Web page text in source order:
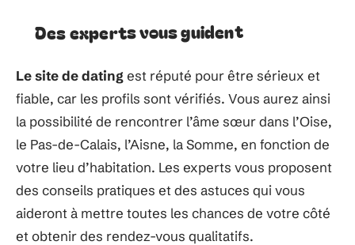
Des experts vous guident
Le site de dating est réputé pour être sérieux et
fiable, car les profils sont vérifiés. Vous aurez ainsi
la possibilité de rencontrer l’âme sœur dans l’Oise,
le Pas-de-Calais, l’Aisne, la Somme, en fonction de
votre lieu d’habitation. Les experts vous proposent
des conseils pratiques et des astuces qui vous
aideront à mettre toutes les chances de votre côté
et obtenir des rendez-vous qualitatifs.